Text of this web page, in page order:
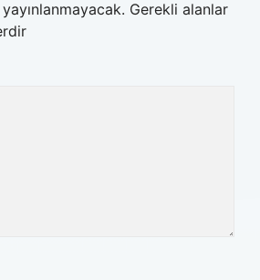
Gerekli alanlar